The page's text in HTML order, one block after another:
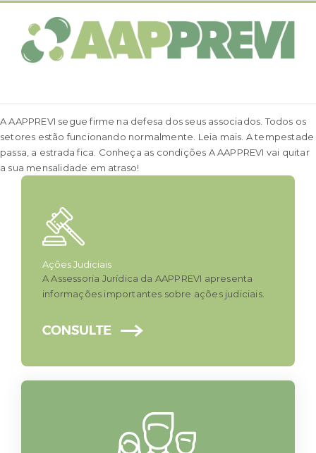
conteúdo
A AAPPREVI segue firme na defesa dos seus associados. Todos os
setores estão funcionando normalmente. Leia mais. A tempestade
passa, a estrada fica. Conheça as condições A AAPPREVI vai quitar
a sua mensalidade em atraso!
Ações Judiciais
A Assessoria Jurídica da AAPPREVI apresenta
informações importantes sobre ações judiciais.